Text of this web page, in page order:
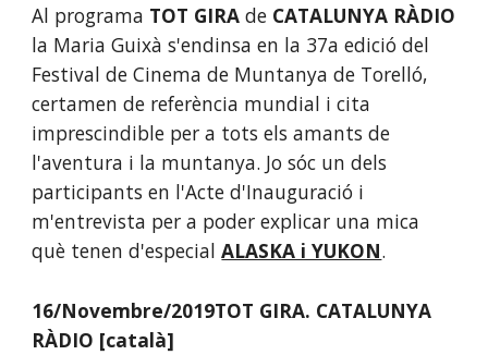
Al programa TOT GIRA de CATALUNYA RÀDIO
la Maria Guixà s'endinsa en la 37a edició del
Festival de Cinema de Muntanya de Torelló,
certamen de referència mundial i cita
imprescindible per a tots els amants de
l'aventura i la muntanya. Jo sóc un dels
participants en l'Acte d'Inauguració i
m'entrevista per a poder explicar una mica
què tenen d'especial ALASKA i YUKON.
16/Novembre/2019TOT GIRA. CATALUNYA
RÀDIO [català]